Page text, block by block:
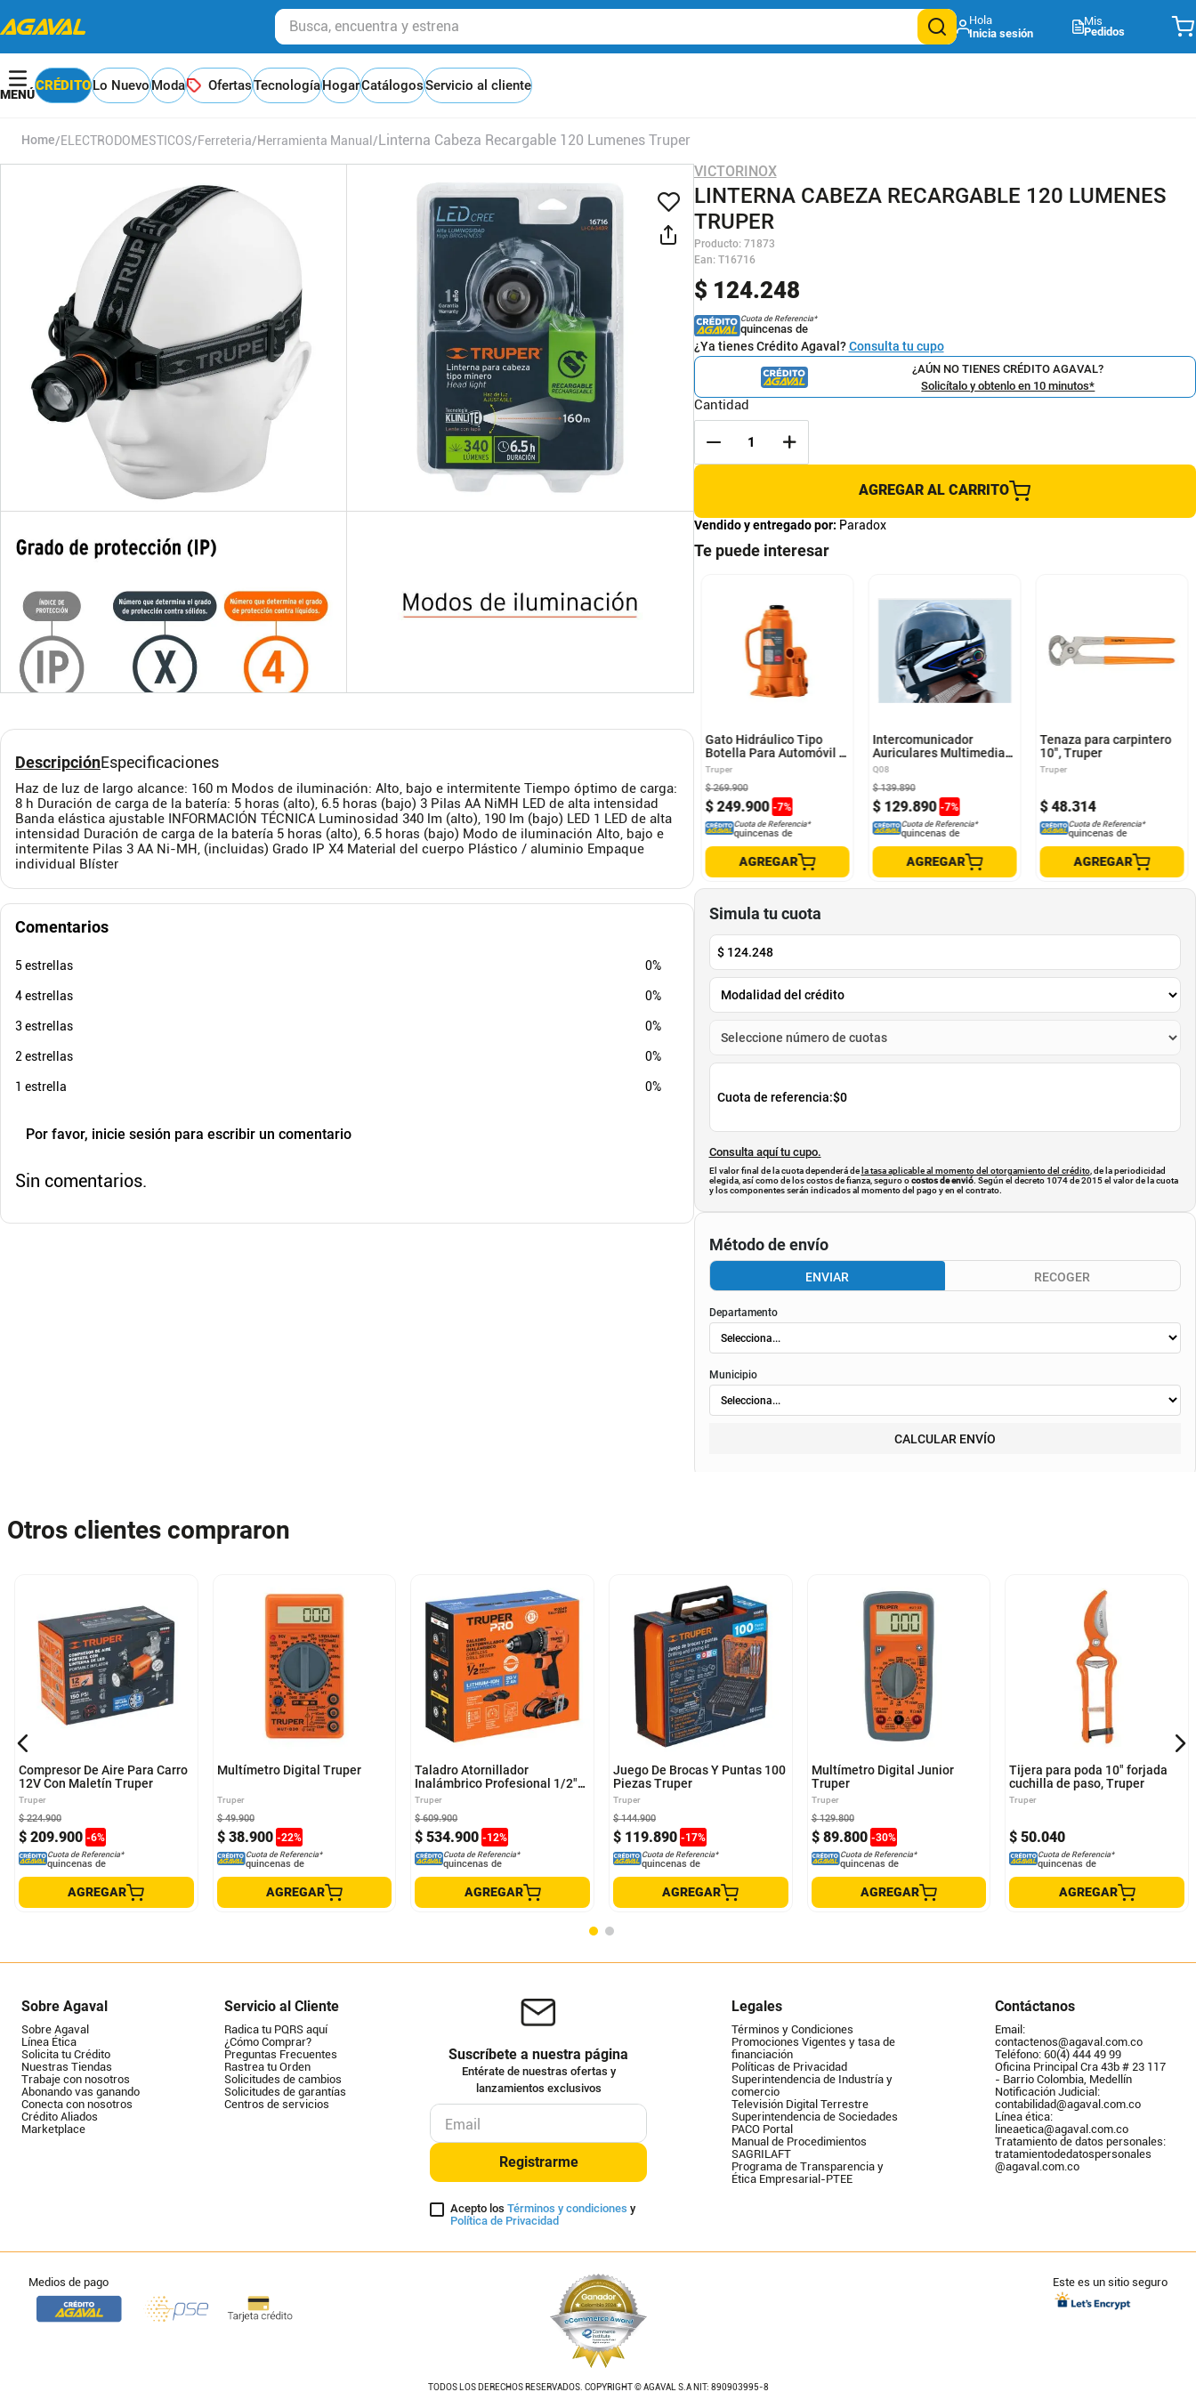
Busca, encuentra y estrena
Mis
Pedidos
CRÉDITOLo NuevoModa OfertasTecnologíaHogarCatálogosServicio al cliente
ELECTRODOMESTICOS Ferreteria Herramienta Manual Linterna Cabeza Recargable 120 Lumenes Truper
DescripciónEspecificaciones
Haz de luz de largo alcance: 160 m Modos de iluminación: Alto, bajo e intermitente Tiempo óptimo de carga:
8 h Duración de carga de la batería: 5 horas (alto), 6.5 horas (bajo) 3 Pilas AA NiMH LED de alta intensidad
Banda elástica ajustable INFORMACIÓN TÉCNICA Luminosidad 340 lm (alto), 190 lm (bajo) LED 1 LED de alta
intensidad Duración de carga de la batería 5 horas (alto), 6.5 horas (bajo) Modo de iluminación Alto, bajo e
intermitente Pilas 3 AA Ni-MH, (incluidas) Grado IP X4 Material del cuerpo Plástico / aluminio Empaque
individual Blíster
Comentarios
5 estrellas 0%
4 estrellas 0%
3 estrellas 0%
2 estrellas 0%
1 estrella 0%
Por favor, inicie sesión para escribir un comentario
Sin comentarios.
VICTORINOX
LINTERNA CABEZA RECARGABLE 120 LUMENES
TRUPER
Producto: 71873
Ean: T16716
$ 124.248
Cuota de Referencia*
quincenas de
¿Ya tienes Crédito Agaval?Consulta tu cupo
¿AÚN NO TIENES CRÉDITO AGAVAL?
Solicítalo y obtenlo en 10 minutos*
Cantidad
AGREGAR AL CARRITO
Vendido y entregado por: Paradox
Te puede interesar
Cortador Profesional De
Tubo De Cobre 1.1/8''
$ 60 .000 -10 %
$ 67.295
Cuota de Referencia*
quincenas de
Escalera Tijera Fibra De
Vidrio Semiprofesional 4
$ 494.780
Cuota de Referencia*
quincenas de
Manguera Hidrolavadora
De Presion
$ 99 .900 -50%
$ 199.800
Cuota de Referencia*
quincenas de
Gato Hidráulico Tipo
Botella Para Automóvil Y
Camioneta 12 Toneladas
Truper
$ 249.900 -7%
$ 269.900
Cuota de Referencia*
quincenas de
AGREGAR
Intercomunicador
Auriculares Multimedia
Bluetooth Para Casco
Radio Fm
Q08
$ 129.890 -7%
$ 139.890
Cuota de Referencia*
quincenas de
AGREGAR
Tenaza para carpintero
10", Truper
Truper
$ 48.314
Cuota de Referencia*
quincenas de
AGREGAR
Simula tu cuota
$ 124.248
Cuota de referencia:$0
Consulta aquí tu cupo.
El valor final de la cuota dependerá de la tasa aplicable al momento del otorgamiento del crédito, de la periodicidad
elegida, así como de los costos de fianza, seguro ocostos de envió. Según el decreto 1074 de 2015 el valor de la cuota
y los componentes serán indicados al momento del pago y en el contrato.
Método de envío
ENVIAR RECOGER
Departamento
Municipio
CALCULAR ENVÍO
Otros clientes compraron
Compresor De Aire Para Carro
12V Con Maletín Truper
Truper
$ 209.900 -6%
$ 224.900
Cuota de Referencia*
quincenas de
AGREGAR
Multímetro Digital Truper
Truper
$ 38.900 -22%
$ 49.900
Cuota de Referencia*
quincenas de
AGREGAR
Taladro Atornillador
Inalámbrico Profesional 1/2"
Recargable 20V Truper
Truper
$ 534.900 -12%
$ 609.900
Cuota de Referencia*
quincenas de
AGREGAR
Juego De Brocas Y Puntas 100
Piezas Truper
Truper
$ 119.890 -17%
$ 144.900
Cuota de Referencia*
quincenas de
AGREGAR
Multímetro Digital Junior
Truper
Truper
$ 89.800 -30%
$ 129.800
Cuota de Referencia*
quincenas de
AGREGAR
Tijera para poda 10" forjada
cuchilla de paso, Truper
Truper
$ 50.040
Cuota de Referencia*
quincenas de
AGREGAR
Sobre Agaval
Sobre Agaval
Línea Ética
Solicita tu Crédito
Nuestras Tiendas
Trabaje con nosotros
Abonando vas ganando
Conecta con nosotros
Crédito Aliados
Marketplace
Servicio al Cliente
Radica tu PQRS aquí
¿Cómo Comprar?
Preguntas Frecuentes
Rastrea tu Orden
Solicitudes de cambios
Solicitudes de garantías
Centros de servicios
Suscríbete a nuestra página
Entérate de nuestras ofertas y
lanzamientos exclusivos
Registrarme
Acepto los Términos y condiciones y
Política de Privacidad
Legales
Términos y Condiciones
Promociones Vigentes y tasa de
financiación
Políticas de Privacidad
Superintendencia de Industría y
comercio
Televisión Digital Terrestre
Superintendencia de Sociedades
PACO Portal
Manual de Procedimientos
SAGRILAFT
Programa de Transparencia y
Ética Empresarial-PTEE
Contáctanos
Email:
contactenos@agaval.com.co
Teléfono: 60(4) 444 49 99
Oficina Principal Cra 43b # 23 117
- Barrio Colombia, Medellín
Notificación Judicial:
contabilidad@agaval.com.co
Línea ética:
lineaetica@agaval.com.co
Tratamiento de datos personales:
tratamientodedatospersonales
@agaval.com.co
Medios de pago
TODOS LOS DERECHOS RESERVADOS. COPYRIGHT © AGAVAL S.A NIT: 890903995-8
Este es un sitio seguro